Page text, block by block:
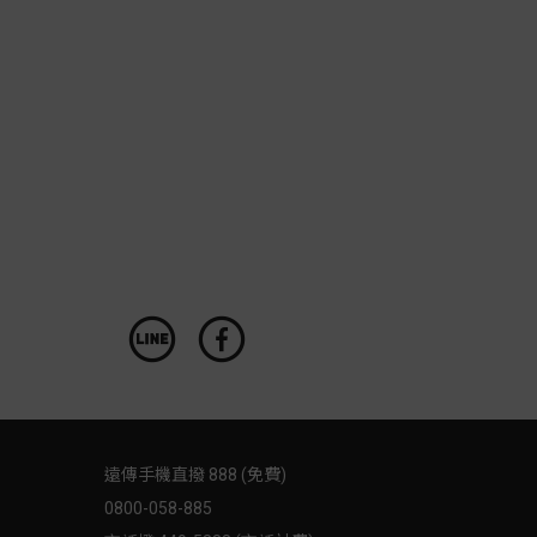
遠傳手機直撥 888 (免費)
0800-058-885